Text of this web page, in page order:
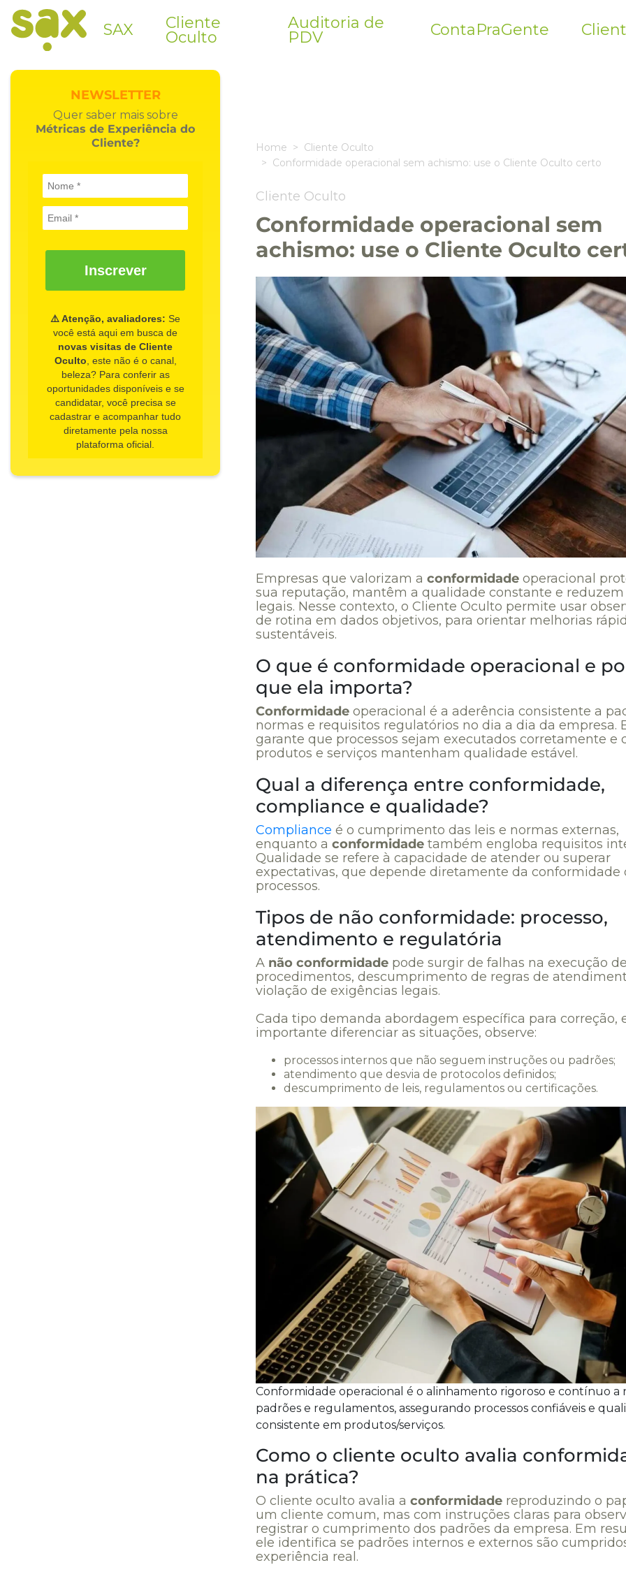
SAX Cliente
Oculto
Auditoria de
PDV ContaPraGente
Home
Cliente Oculto
Conformidade operacional sem achismo: use o Cliente Oculto certo
Cliente Oculto
Conformidade operacional sem
achismo: use o Cliente Oculto
Empresas que valorizam a conformidade operacional
sua reputação, mantêm a qualidade constante e reduzem
legais. Nesse contexto, o Cliente Oculto permite usar
de rotina em dados objetivos, para orientar melhorias
sustentáveis.
O que é conformidade operacional e
que ela importa?
Conformidade operacional é a aderência consistente a
normas e requisitos regulatórios no dia a dia da empresa.
garante que processos sejam executados corretamente e
produtos e serviços mantenham qualidade estável.
Qual a diferença entre conformidade,
compliance e qualidade?
Compliance é o cumprimento das leis e normas externas,
enquanto a conformidade também engloba requisitos
Qualidade se refere à capacidade de atender ou superar
expectativas, que depende diretamente da conformidade
processos.
Tipos de não conformidade: processo,
atendimento e regulatória
A não conformidade pode surgir de falhas na execução de
procedimentos, descumprimento de regras de
violação de exigências legais.
Cada tipo demanda abordagem específica para correção,
importante diferenciar as situações, observe:
processos internos que não seguem instruções ou padrões;
atendimento que desvia de protocolos definidos;
descumprimento de leis, regulamentos ou certificações.
Conformidade operacional é o alinhamento rigoroso e contínuo a
padrões e regulamentos, assegurando processos confiáveis e
consistente em produtos/serviços.
Como o cliente oculto avalia
na prática?
O cliente oculto avalia a conformidade reproduzindo o
um cliente comum, mas com instruções claras para
registrar o cumprimento dos padrões da empresa. Em
ele identifica se padrões internos e externos são
experiência real.
NEWSLETTER
Quer saber mais sobre
Métricas de Experiência do
Cliente?
Inscrever
⚠️ Atenção, avaliadores: Se
você está aqui em busca de
novas visitas de Cliente
Oculto , este não é o canal,
beleza? Para conferir as
oportunidades disponíveis e se
candidatar, você precisa se
cadastrar e acompanhar tudo
diretamente pela nossa
plataforma oficial.